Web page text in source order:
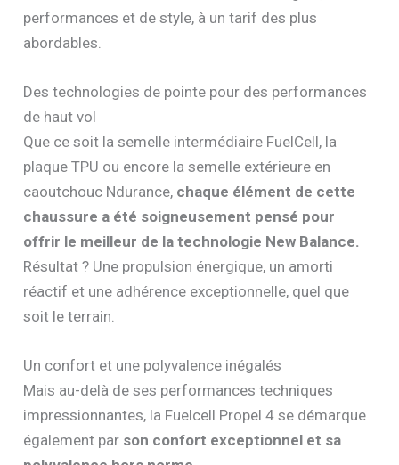
performances et de style, à un tarif des plus
abordables.
Des technologies de pointe pour des performances
de haut vol
Que ce soit la semelle intermédiaire FuelCell, la
plaque TPU ou encore la semelle extérieure en
caoutchouc Ndurance, chaque élément de cette
chaussure a été soigneusement pensé pour
offrir le meilleur de la technologie New Balance.
Résultat ? Une propulsion énergique, un amorti
réactif et une adhérence exceptionnelle, quel que
soit le terrain.
Un confort et une polyvalence inégalés
Mais au-delà de ses performances techniques
impressionnantes, la Fuelcell Propel 4 se démarque
également par son confort exceptionnel et sa